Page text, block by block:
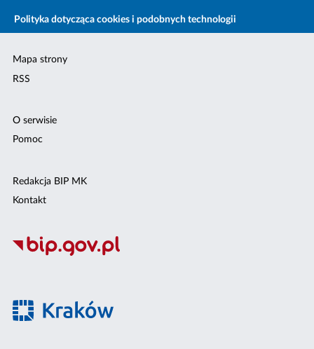
Polityka dotycząca cookies i podobnych technologii
Mapa strony
RSS
O serwisie
Pomoc
Redakcja BIP MK
Kontakt